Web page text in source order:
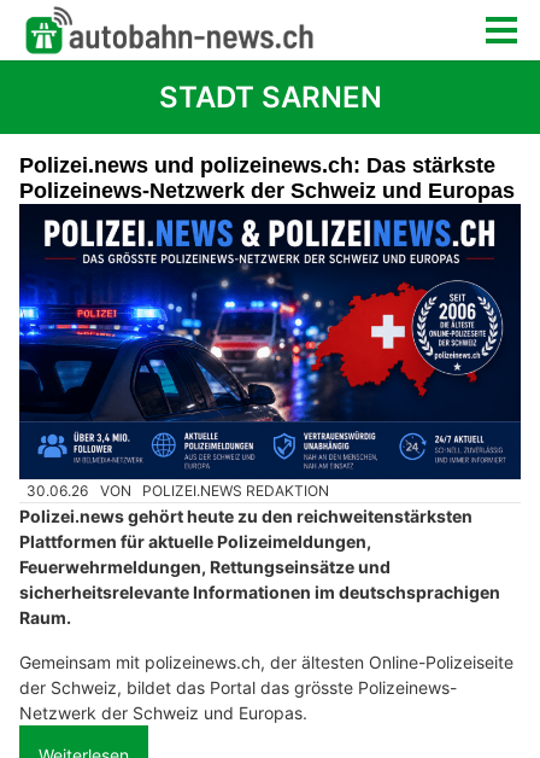
STADT SARNEN
Polizei.news und polizeinews.ch: Das stärkste
Polizeinews-Netzwerk der Schweiz und Europas
30.06.26 VON POLIZEI.NEWS REDAKTION
Polizei.news gehört heute zu den reichweitenstärksten
Plattformen für aktuelle Polizeimeldungen,
Feuerwehrmeldungen, Rettungseinsätze und
sicherheitsrelevante Informationen im deutschsprachigen
Raum.
Gemeinsam mit polizeinews.ch, der ältesten Online-Polizeiseite
der Schweiz, bildet das Portal das grösste Polizeinews-
Netzwerk der Schweiz und Europas.